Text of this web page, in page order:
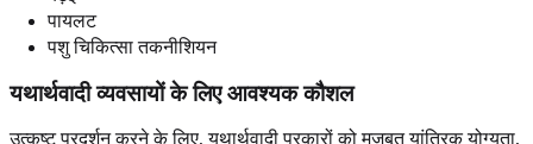
पायलट
पशु चिकित्सा तकनीशियन
यथार्थवादी व्यवसायोंके लिए आवश्यक कौशल
उत्कृष्ट प्रदर्शन करने के लिए, यथार्थवादी प्रकारों को मजबूत यांत्रिक योग्यता,